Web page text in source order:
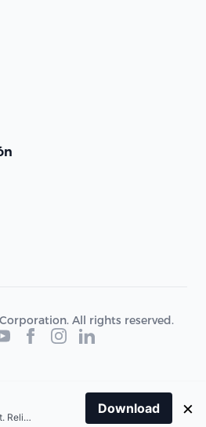
All rights reserved.
Breaking news. Fast. Reliable.
Download ×